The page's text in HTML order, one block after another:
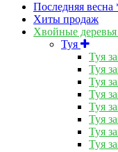
Последняя весна
Хиты продаж
Хвойные деревья
Туя
Туя
Туя
Туя
Туя
Туя
Туя
Туя
Туя